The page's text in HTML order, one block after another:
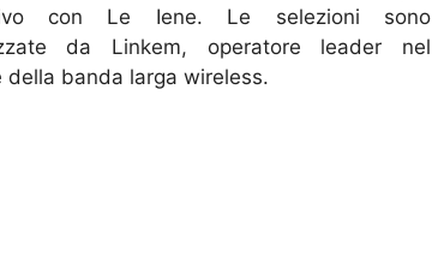
con Le Iene. Le selezioni sono
da Linkem, operatore leader nel
della banda larga wireless.